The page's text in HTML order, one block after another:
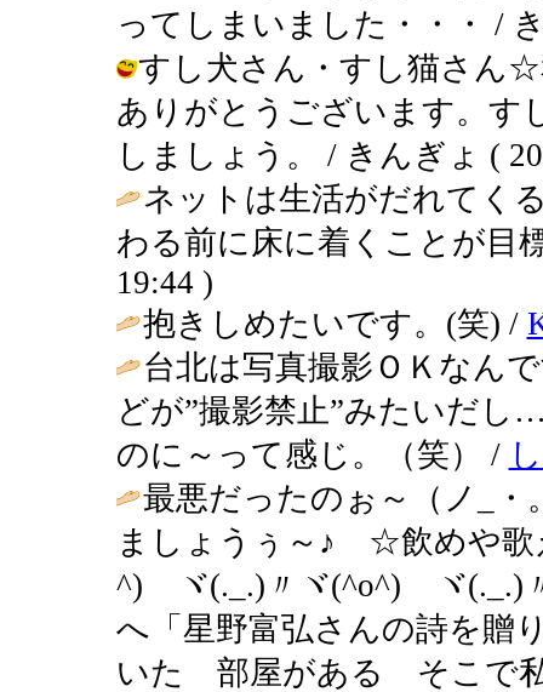
ってしまいました・・・ /
すし犬さん・すし猫さん
ありがとうございます。す
しましょう。 / きんぎょ (
ネットは生活がだれてく
わる前に床に着くことが
19:44 )
抱きしめたいです。(笑) /
台北は写真撮影ＯＫなん
どが”撮影禁止”みたいだ
のに～って感じ。（笑） /
最悪だったのぉ～（ノ_
ましょうぅ～♪ ☆飲めや歌
^)ゞヾ(._.)〃ヾ(^o^)ゞヾ
へ「星野富弘さんの詩を
いた 部屋がある そこで